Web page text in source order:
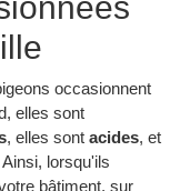
occasionnent
elles sont
, elles sont acides, et
lorsqu'ils
bâtiment, sur